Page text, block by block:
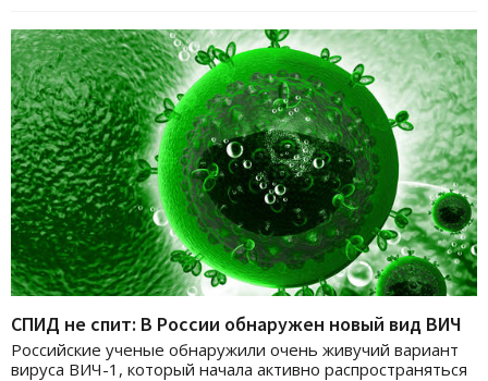
СПИД не спит: В России обнаружен новый вид ВИЧ
Российские ученые обнаружили очень живучий вариант
вируса ВИЧ-1, который начала активно распространяться